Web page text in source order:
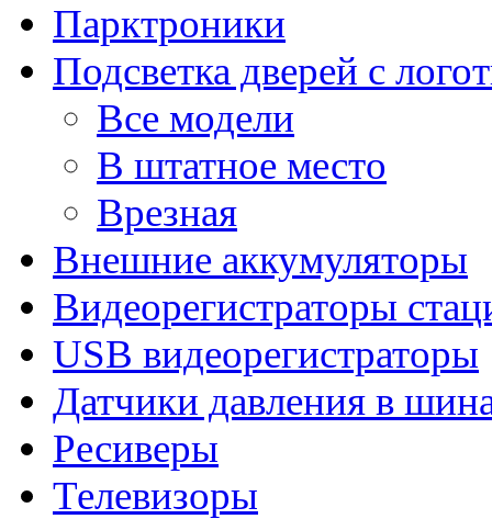
Парктроники
Подсветка дверей с
Все модели
В штатное место
Врезная
Внешние аккумуляторы
Видеорегистраторы
USB видеорегистраторы
Датчики давления в
Ресиверы
Телевизоры